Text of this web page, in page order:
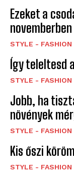
Ezeket a
novemberben
STYLE - FASHION
Így teleltesd
STYLE - FASHION
Jobb, ha
növények
STYLE - FASHION
Kis őszi
STYLE - FASHION